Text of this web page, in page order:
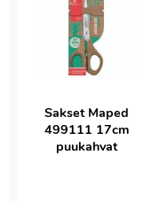
Sakset Maped
499111 17cm
puukahvat